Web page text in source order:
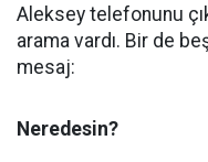
Aleksey telefonunu
arama vardı. Bir de
mesaj:
Neredesin?